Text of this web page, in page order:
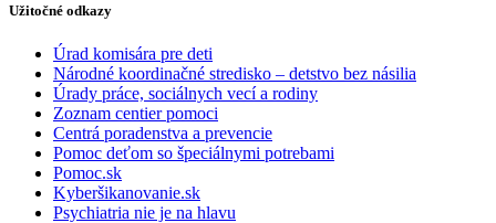
Užitočné odkazy
Úrad komisára pre deti
Národné koordinačné stredisko – detstvo bez násilia
Úrady práce, sociálnych vecí a rodiny
Zoznam centier pomoci
Centrá poradenstva a prevencie
Pomoc deťom so špeciálnymi potrebami
Pomoc.sk
Kyberšikanovanie.sk
Psychiatria nie je na hlavu